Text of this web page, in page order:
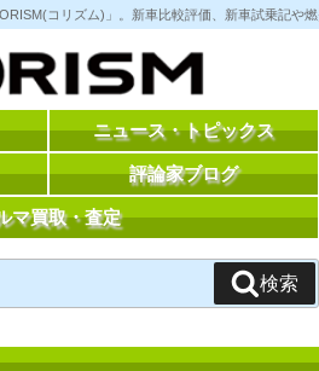
コリズム)」。新車比較評価、新車試乗記や
ニュース・トピックス
評論家ブログ
マ買取・査定
検索